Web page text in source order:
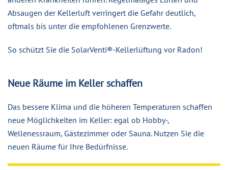
Absaugen der Kellerluft verringert die Gefahr deutlich,
oftmals bis unter die empfohlenen Grenzwerte.
So schützt Sie die SolarVenti®-Kellerlüftung vor Radon!
Neue Räume im Keller schaffen
Das bessere Klima und die höheren Temperaturen schaffen
neue Möglichkeiten im Keller: egal ob Hobby-,
Wellenessraum, Gästezimmer oder Sauna. Nutzen Sie die
neuen Räume für Ihre Bedürfnisse.